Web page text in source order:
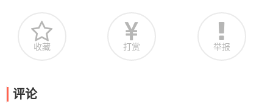
收藏 打赏 举报
评论